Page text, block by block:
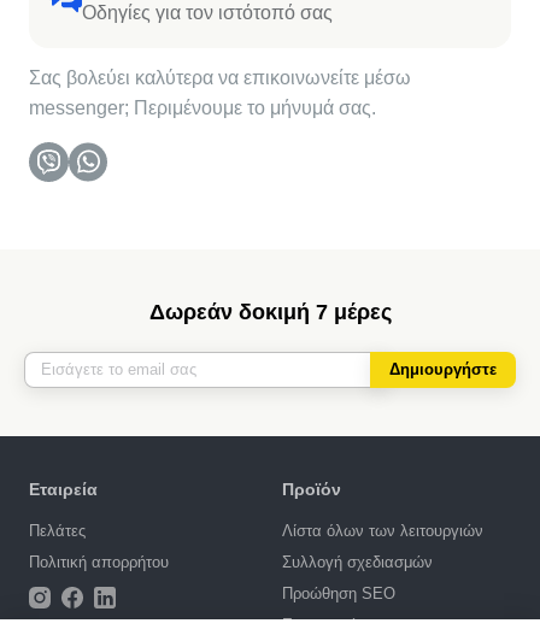
Οδηγίες για τον ιστότοπό σας
Σας βολεύει καλύτερα να επικοινωνείτε μέσω
messenger; Περιμένουμε το μήνυμά σας.
Δωρεάν δοκιμή 7 μέρες
Δημιουργήστε
Εταιρεία
Πελάτες
Πολιτική απορρήτου
Προϊόν
Λίστα όλων των λειτουργιών
Συλλογή σχεδιασμών
Προώθηση SEO
Ενσωματώσεις